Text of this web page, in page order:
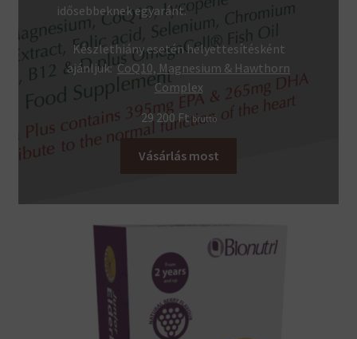
idősebbeknek egyaránt.
Készlethiány esetén helyettesítésként
ajánljuk: CoQ10, Magnesium & Hawthorn
Complex
29 200 Ft bruttó
Vásárlás most